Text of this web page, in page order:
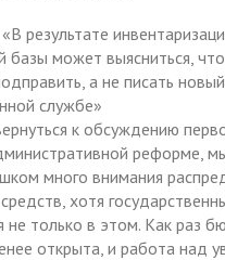
результате
базы может выясниться,
а не писать
службе»
к обсуждению
реформе,
много внимания
хотя
не только в этом. Как раз
открыта, и работа над